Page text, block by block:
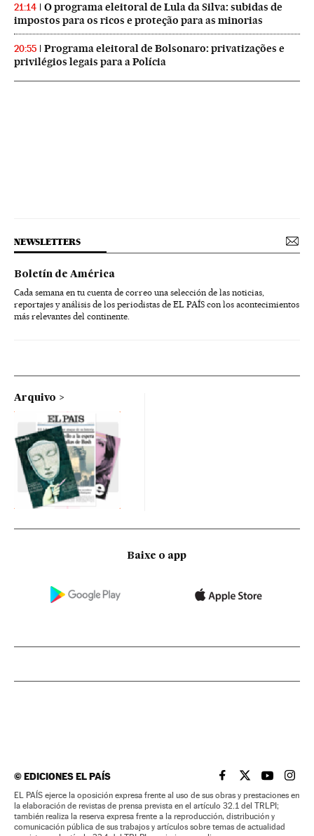
21:14
O programa eleitoral de Lula da Silva: subidas de
impostos para os ricos e proteção para as minorias
20:55
Programa eleitoral de Bolsonaro: privatizações e
privilégios legais para a Polícia
NEWSLETTERS
Boletín de América
Cada semana en tu cuenta de correo una selección de las noticias,
reportajes y análisis de los periodistas de EL PAÍS con los acontecimientos
más relevantes del continente.
Arquivo
Baixe o app
©EDICIONES EL PAÍS EL PAÍS BRASIL EN
EL PAÍSEL PAÍS
EL
EL PAÍS ejerce la oposición expresa frente al uso de sus obras y prestaciones en
la elaboración de revistas de prensa prevista en el artículo 32.1 del TRLPI;
también realiza la reserva expresa frente a la reproducción, distribución y
comunicación pública de sus trabajos y artículos sobre temas de actualidad